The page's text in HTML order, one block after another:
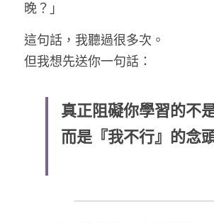
吹嘴貼片
束圈
樂器
吊帶
晚？」
這句話，我聽過很多次。
但我想先送你一句話：
真正阻礙你學習的不
而是『我不行』的念